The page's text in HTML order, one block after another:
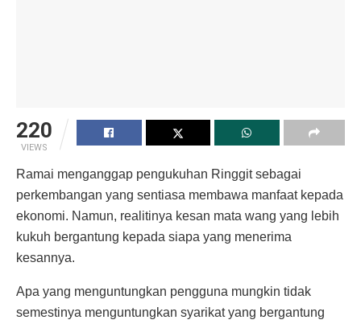
220
VIEWS
Ramai menganggap pengukuhan Ringgit sebagai
perkembangan yang sentiasa membawa manfaat kepada
ekonomi. Namun, realitinya kesan mata wang yang lebih
kukuh bergantung kepada siapa yang menerima
kesannya.
Apa yang menguntungkan pengguna mungkin tidak
semestinya menguntungkan syarikat yang bergantung